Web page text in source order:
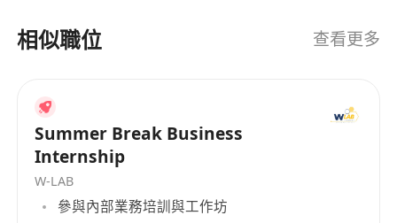
查（DD）并主导整合。
现金流（Burn Rate）能够支撑业务跑通盈利模式。
资本分配：决定钱该花在哪里（比如是投在研发，
还是投在市场营销），通过数据分析给出 ROI（投
资回报率）建议。
3. 风险控制与合规
相似職位 查看更多
Summer Break Business
Internship
W-LAB
參與內部業務培訓與工作坊